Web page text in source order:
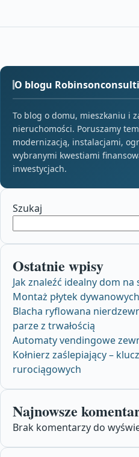
O blogu
To blog o domu, mieszkaniu i
nieruchomości. Poruszamy
modernizacją, instalacjami,
wybranymi kwestiami
inwestycjach.
Szukaj
Ostatnie wpisy
Jak znaleźć idealny dom
Montaż płytek dywanowych
Blacha ryflowana
parze z trwałością
Automaty vendingowe
Kołnierz zaślepiający –
rurociągowych
Najnowsze
Brak komentarzy do